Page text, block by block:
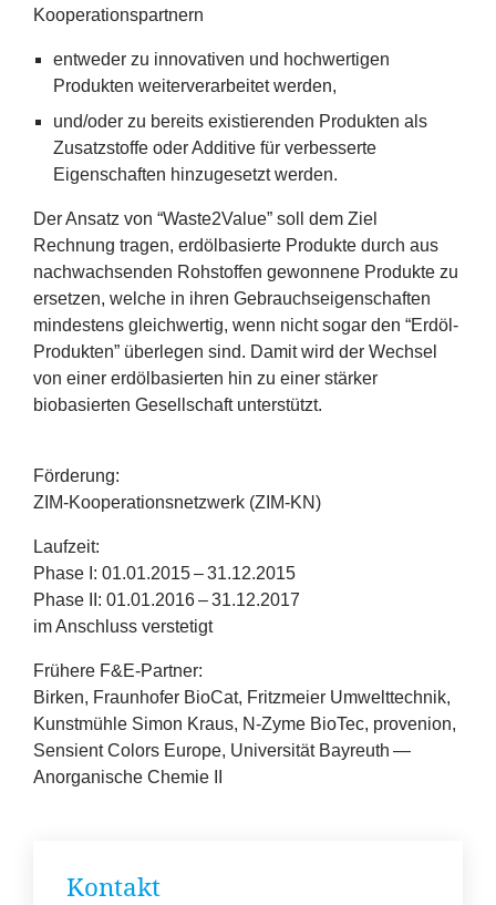
Aktuelles
Kooperationspartnern
entweder zu innovativen und hochwertigen
Produkten weiterverarbeitet werden,
und/​oder zu bereits existierenden Produkten als
Zusatzstoffe oder Additive für verbesserte
Eigenschaften hinzugesetzt werden.
Der Ansatz von “Waste2Value” soll dem Ziel
Rechnung tragen, erdölbasierte Produkte durch aus
nachwachsenden Rohstoffen gewonnene Produkte zu
ersetzen, welche in ihren Gebrauchseigenschaften
mindestens gleichwertig, wenn nicht sogar den “Erdöl-
Produkten” überlegen sind. Damit wird der Wechsel
von einer erdölbasierten hin zu einer stärker
biobasierten Gesellschaft unterstützt.
Förderung:
ZIM-Kooperationsnetzwerk (ZIM-KN )
Laufzeit:
Phase I: 01.01.2015–31.12.2015
Phase
: 01.01.2016–31.12.2017
im Anschluss verstetigt
Frühere F&E‑Partner:
Birken, Fraunhofer BioCat, Fritzmeier Umwelttechnik,
Kunstmühle Simon Kraus, N‑Zyme BioTec, provenion,
Sensient Colors Europe, Universität Bayreuth —
Anorganische Chemie
Kontakt